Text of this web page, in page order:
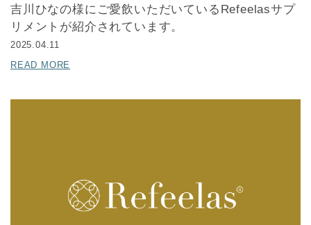
吉川ひなの様にご愛飲いただいているRefeelasサプ
リメントが紹介されています。
2025.04.11
READ MORE